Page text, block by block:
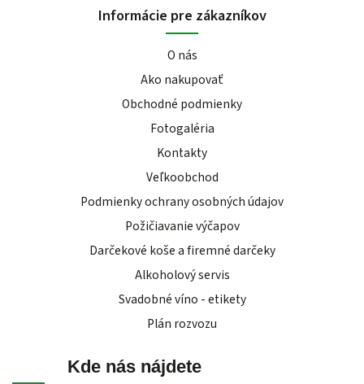
Informácie pre zákazníkov
O nás
Ako nakupovať
Obchodné podmienky
Fotogaléria
Kontakty
Veľkoobchod
Podmienky ochrany osobných údajov
Požičiavanie výčapov
Darčekové koše a firemné darčeky
Alkoholový servis
Svadobné víno - etikety
Plán rozvozu
Kde nás nájdete